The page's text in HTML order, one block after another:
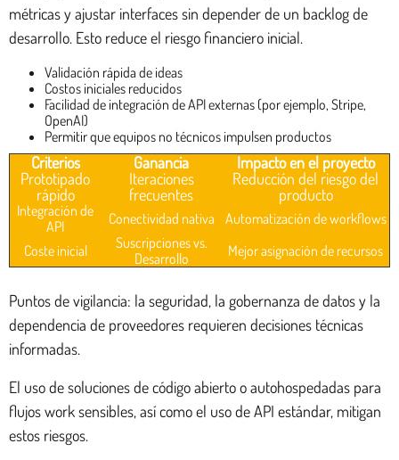
métricas y ajustar interfaces sin depender de un backlog de
desarrollo. Esto reduce el riesgo financiero inicial.
Validación rápida de ideas
Costos iniciales reducidos
Facilidad de integración de API externas (por ejemplo, Stripe,
OpenAI)
Permitir que equipos no técnicos impulsen productos
Criterios Ganancia
Impacto en el proyecto
Prototipado
rápido
Iteraciones
frecuentes
Reducción del riesgo del
producto
Integración de
API
Conectividad nativa
Automatización de workflows
Coste inicial
Suscripciones vs.
Desarrollo
Mejor asignación de recursos
Puntos de vigilancia: la seguridad, la gobernanza de datos y la
dependencia de proveedores requieren decisiones técnicas
informadas.
El uso de soluciones de código abierto o autohospedadas para
flujos work sensibles, así como el uso de API estándar, mitigan
estos riesgos.